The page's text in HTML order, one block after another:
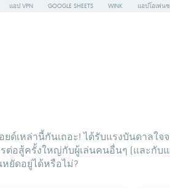
แอป VPN GOOGLE SHEETS WINK แอปโอเพ่น
ด์เหล่านี้กันเถอะ! ได้รับแรงบันดาล
ารต่อสู้ครั้งใหญ่กับผู้เล่นคนอื่นๆ (แล
ยัดอยู่ได้หรือไม่?